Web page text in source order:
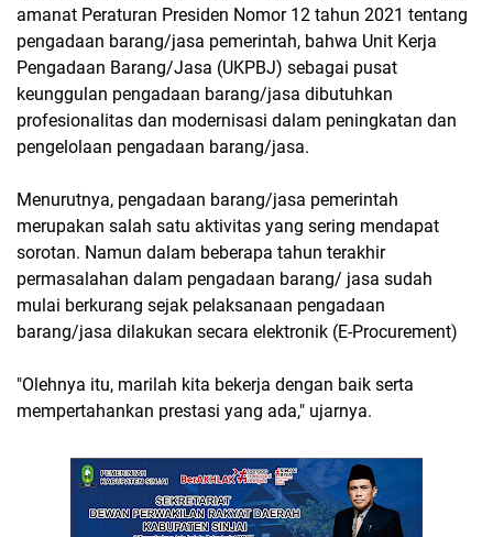
amanat Peraturan Presiden Nomor 12 tahun 2021 tentang
pengadaan barang/jasa pemerintah, bahwa Unit Kerja
Pengadaan Barang/Jasa (UKPBJ) sebagai pusat
keunggulan pengadaan barang/jasa dibutuhkan
profesionalitas dan modernisasi dalam peningkatan dan
pengelolaan pengadaan barang/jasa.
Menurutnya, pengadaan barang/jasa pemerintah
merupakan salah satu aktivitas yang sering mendapat
sorotan. Namun dalam beberapa tahun terakhir
permasalahan dalam pengadaan barang/ jasa sudah
mulai berkurang sejak pelaksanaan pengadaan
barang/jasa dilakukan secara elektronik (E-Procurement)
"Olehnya itu, marilah kita bekerja dengan baik serta
mempertahankan prestasi yang ada," ujarnya.